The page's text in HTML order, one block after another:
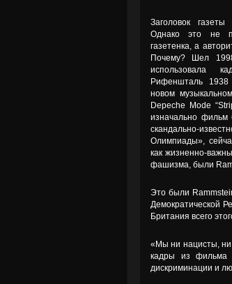
Заголовок
Однако это не
газетенка, а
Почему? Шел
использовала
Рифеншталь
новом
Depeche Mode
изначально фильм
скандально-
Олимпиады»,
как жизненно-
фашизма, были
Это были
Демократической
Британия всего
«Мы ни нацисты, ни
кадры из фильма
дискриминации и